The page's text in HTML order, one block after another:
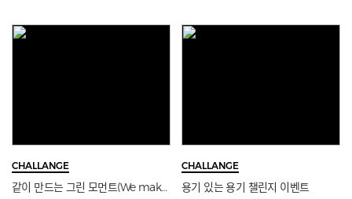
자세히보기
CHALLANGE
같이 만드는 그린 모먼트(We make green moments)
자세히보기
CHALLANGE
용기 있는 용기 챌린지 이벤트